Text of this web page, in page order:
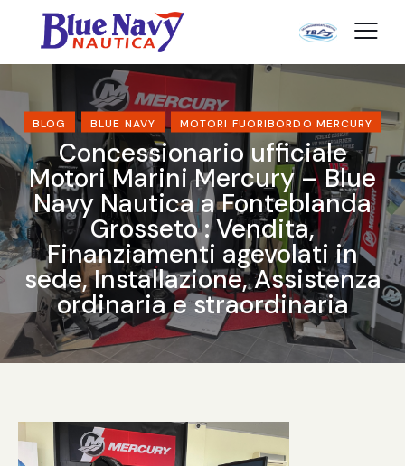
BLOG BLUE NAVY MOTORI FUORIBORDO MERCURY
Concessionario ufficiale
Motori Marini Mercury – Blue
Navy Nautica a Fonteblanda
Grosseto : Vendita,
Finanziamenti agevolati in
sede, Installazione, Assistenza
ordinaria e straordinaria